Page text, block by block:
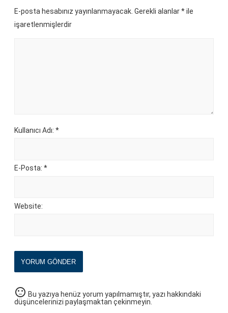
E-posta hesabınız yayınlanmayacak. Gerekli alanlar*ile
işaretlenmişlerdir
Kullanıcı Adı: *
E-Posta: *
Website:
YORUM GÖNDER
sentiment_neutral Bu yazıya henüz yorum yapılmamıştır, yazı hakkındaki
düşüncelerinizi paylaşmaktan çekinmeyin.